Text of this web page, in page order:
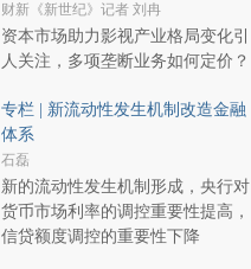
财新《新世纪》记者 刘冉
资本市场助力影视产业格局变化引
人关注，多项垄断业务如何定价？
专栏 | 新流动性发生机制改造金融
体系
石磊
新的流动性发生机制形成，央行对
货币市场利率的调控重要性提高，
信贷额度调控的重要性下降